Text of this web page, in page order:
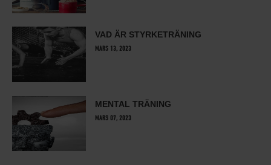
VAD ÄR STYRKETRÄNING
MARS 13, 2023
MENTAL TRÄNING
MARS 07, 2023